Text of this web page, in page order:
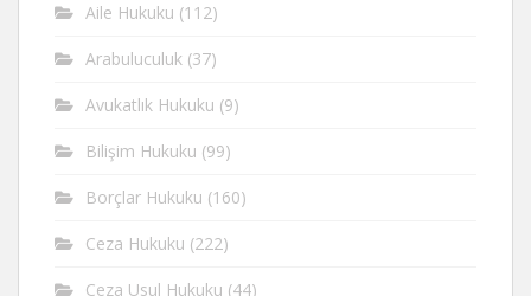
Aile Hukuku (112)
Arabuluculuk (37)
Avukatlık Hukuku (9)
Bilişim Hukuku (99)
Borçlar Hukuku (160)
Ceza Hukuku (222)
Ceza Usul Hukuku (44)